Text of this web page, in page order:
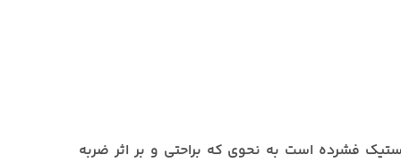
فشرده است به نحوی که براحتی و بر اثر ضربه